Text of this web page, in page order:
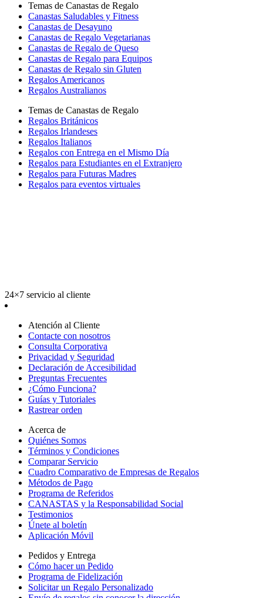
Temas de Canastas de Regalo
Canastas Saludables y Fitness
Canastas de Desayuno
Canastas de Regalo Vegetarianas
Canastas de Regalo de Queso
Canastas de Regalo para Equipos
Canastas de Regalo sin Gluten
Regalos Americanos
Regalos Australianos
Temas de Canastas de Regalo
Regalos Británicos
Regalos Irlandeses
Regalos Italianos
Regalos con Entrega en el Mismo Día
Regalos para Estudiantes en el Extranjero
Regalos para Futuras Madres
Regalos para eventos virtuales
24×7 servicio al cliente
Atención al Cliente
Contacte con nosotros
Consulta Corporativa
Privacidad y Seguridad
Declaración de Accesibilidad
Preguntas Frecuentes
¿Cómo Funciona?
Guías y Tutoriales
Rastrear orden
Acerca de
Quiénes Somos
Términos y Condiciones
Comparar Servicio
Cuadro Comparativo de Empresas de Regalos
Métodos de Pago
Programa de Referidos
CANASTAS y la Responsabilidad Social
Testimonios
Únete al boletín
Aplicación Móvil
Pedidos y Entrega
Cómo hacer un Pedido
Programa de Fidelización
Solicitar un Regalo Personalizado